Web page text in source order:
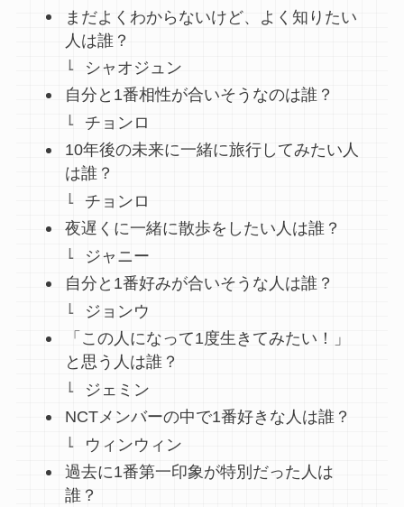
まだよくわからないけど、よく知りたい
人は誰？
シャオジュン
自分と1番相性が合いそうなのは誰？
チョンロ
10年後の未来に一緒に旅行してみたい人
は誰？
チョンロ
夜遅くに一緒に散歩をしたい人は誰？
ジャニー
自分と1番好みが合いそうな人は誰？
ジョンウ
「この人になって1度生きてみたい！」
と思う人は誰？
ジェミン
NCTメンバーの中で1番好きな人は誰？
ウィンウィン
過去に1番第一印象が特別だった人は
誰？